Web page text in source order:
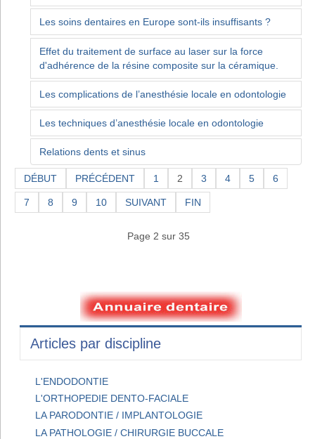
Les soins dentaires en Europe sont-ils insuffisants ?
Effet du traitement de surface au laser sur la force
d'adhérence de la résine composite sur la céramique.
Les complications de l’anesthésie locale en odontologie
Les techniques d’anesthésie locale en odontologie
Relations dents et sinus
DÉBUT PRÉCÉDENT 1 2 3 4 5 6
7 8 9 10 SUIVANT FIN
Page 2 sur 35
Articles par discipline
L'ENDODONTIE
L'ORTHOPEDIE DENTO-FACIALE
LA PARODONTIE / IMPLANTOLOGIE
LA PATHOLOGIE / CHIRURGIE BUCCALE